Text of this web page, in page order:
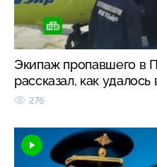
Экипаж пропавшего в
рассказал, как
276